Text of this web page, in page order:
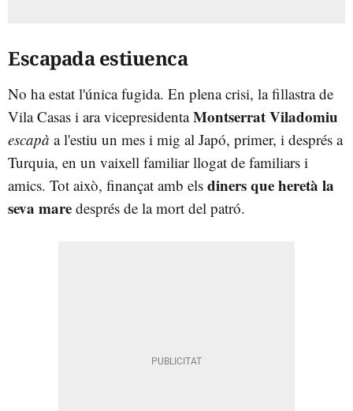
Escapada estiuenca
No ha estat l'única fugida. En plena crisi, la fillastra de
Vila Casas i ara vicepresidentaMontserrat Viladomiu
escapà a l'estiu un mes i mig al Japó, primer, i després a
Turquia, en un vaixell familiar llogat de familiars i
amics. Tot això, finançat amb els diners que heretà la
seva mare després de la mort del patró.